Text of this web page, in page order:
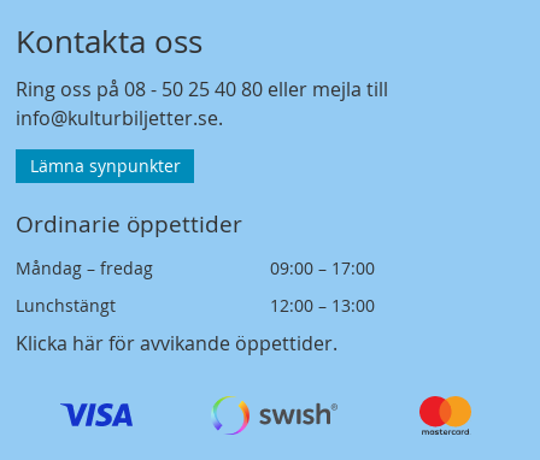
Kontakta oss
Ring oss på08 - 50 25 40 80 eller mejla till
info@kulturbiljetter.se.
Lämna synpunkter
Ordinarie öppettider
Måndag – fredag
09:00 – 17:00
Lunchstängt
12:00 – 13:00
Klicka här för avvikande öppettider.